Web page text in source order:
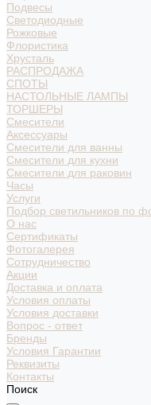
Подвесы
Светодиодные
Рожковые
Флористика
Хрусталь
РАСПРОДАЖА
СПОТЫ
НАСТОЛЬНЫЕ ЛАМПЫ
ТОРШЕРЫ
Смесители
Аксессуары
Смесители для ванны
Смесители для кухни
Смесители для раковин
Часы
Услуги
Подбор светильников по
О нас
Сертификаты
Фотогалерея
Сотрудничество
Акции
Доставка и оплата
Условия оплаты
Условия доставки
Вопрос - ответ
Бренды
Условия Гарантии
Реквизиты
Контакты
Поиск